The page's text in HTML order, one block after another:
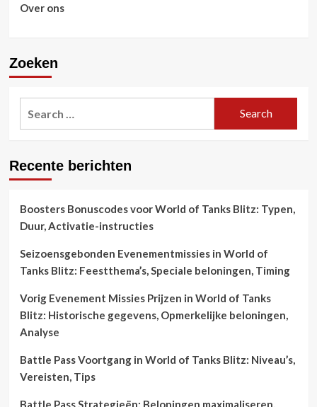
Over ons
Zoeken
Recente berichten
Boosters Bonuscodes voor World of Tanks Blitz: Typen,
Duur, Activatie-instructies
Seizoensgebonden Evenementmissies in World of
Tanks Blitz: Feestthema’s, Speciale beloningen, Timing
Vorig Evenement Missies Prijzen in World of Tanks
Blitz: Historische gegevens, Opmerkelijke beloningen,
Analyse
Battle Pass Voortgang in World of Tanks Blitz: Niveau’s,
Vereisten, Tips
Battle Pass Strategieën: Beloningen maximaliseren,